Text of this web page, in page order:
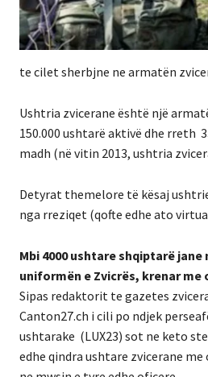
te cilet sherbjne ne armatën
Ushtria zvicerane është një
150.000 ushtarë aktivë dhe rreth
madh (në vitin 2013, ushtria
Detyrat themelore të kësaj
nga rreziqet (qofte edhe ato
Mbi 4000 ushtare shqiptarë
uniformën e Zvicrës, krenar me
Sipas redaktorit te gazetes
Canton27.ch i cili po ndjek
ushtarake (LUX23) sot ne keto
edhe qindra ushtare zvicerane